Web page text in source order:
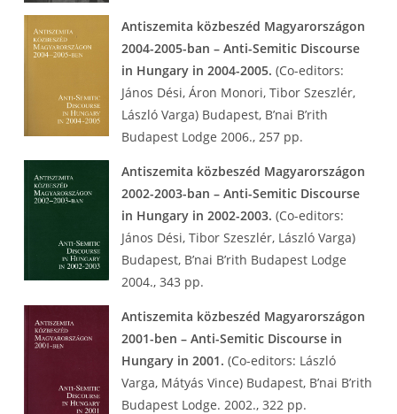
Antiszemita közbeszéd Magyarországon
2004-2005-ban – Anti-Semitic Discourse
in Hungary in 2004-2005. (Co-editors:
János Dési, Áron Monori, Tibor Szeszlér,
László Varga) Budapest, B’nai B’rith
Budapest Lodge 2006., 257 pp.
Antiszemita közbeszéd Magyarországon
2002-2003-ban – Anti-Semitic Discourse
in Hungary in 2002-2003. (Co-editors:
János Dési, Tibor Szeszlér, László Varga)
Budapest, B’nai B’rith Budapest Lodge
2004., 343 pp.
Antiszemita közbeszéd Magyarországon
2001-ben – Anti-Semitic Discourse in
Hungary in 2001. (Co-editors: László
Varga, Mátyás Vince) Budapest, B’nai B’rith
Budapest Lodge. 2002., 322 pp.